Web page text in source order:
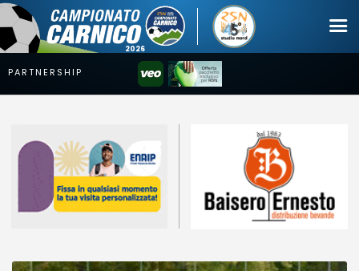
Coppa
Squadre
Calendari
Mercato